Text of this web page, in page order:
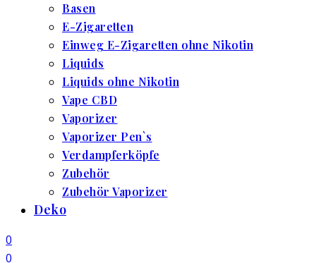
Basen
E-Zigaretten
Einweg E-Zigaretten ohne Nikotin
Liquids
Liquids ohne Nikotin
Vape CBD
Vaporizer
Vaporizer Pen`s
Verdampferköpfe
Zubehör
Zubehör Vaporizer
Deko
0
0